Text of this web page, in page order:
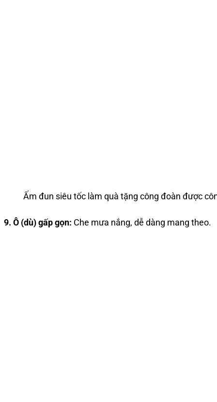
Ấm đun siêu tốc làm quà tặng công đoàn được
9. Ô (dù) gấp gọn: Che mưa nắng, dễ dàng mang theo.